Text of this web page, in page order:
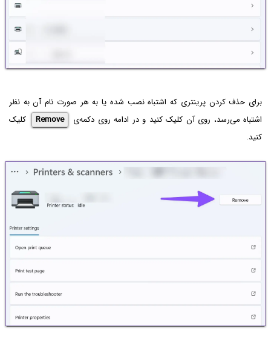
برای حذف کردن پرینتری که اشتباه نصب شده یا به هر صورت نام آن به نظر
اشتباه می‌رسد، روی آن کلیک کنید و در ادامه روی دکمه‌ی
Remove
کلیک
کنید.